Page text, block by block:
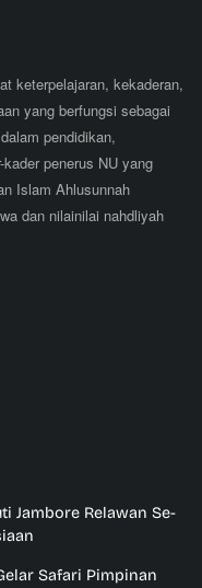
keterpelajaran, kekaderan,
yang berfungsi sebagai
pendidikan,
penerus NU yang
Islam Ahlusunnah
dan nilainilai nahdliyah
Jambore Relawan Se-
Safari Pimpinan